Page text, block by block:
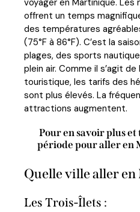
voyager en Martinique. Les
offrent un temps
des températures
(75°F à 86°F). C’est la
plages, des sports
plein air. Comme il s’agit
touristique, les tarifs des
sont plus élevés. La
attractions augmentent.
Pour en savoir plus
période pour aller en
Quelle ville aller
Les Trois-Îlets :